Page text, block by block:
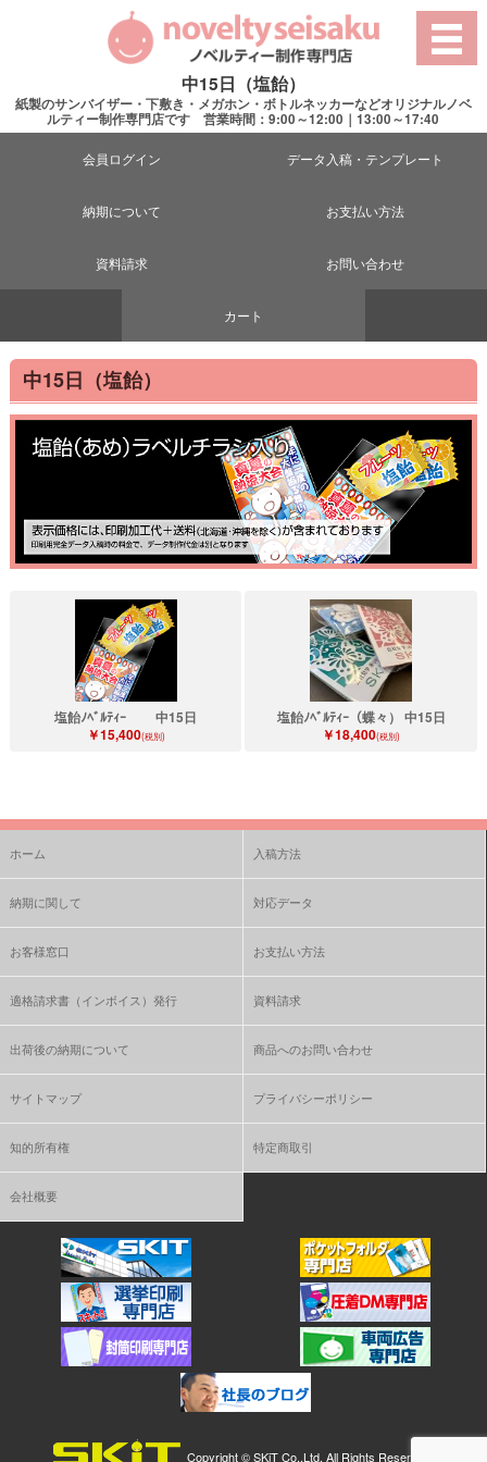
中15日（塩飴）
紙製のサンバイザー・下敷き・メガホン・ボトルネッカーなどオリジナルノベ
ルティー制作専門店です 営業時間：9:00～12:00｜13:00～17:40
会員ログイン データ入稿・テンプレート
納期について お支払い方法
資料請求 お問い合わせ
カート
中15日（塩飴）
塩飴ﾉﾍﾞﾙﾃｨｰ 中15日
￥15,400(税別)
塩飴ﾉﾍﾞﾙﾃｨｰ（蝶々） 中15日
￥18,400(税別)
ホーム 入稿方法
納期に関して 対応データ
お客様窓口 お支払い方法
適格請求書（インボイス）発行 資料請求
出荷後の納期について 商品へのお問い合わせ
サイトマップ プライバシーポリシー
知的所有権 特定商取引
会社概要
Copyright ©SKiT Co.,Ltd. All Rights Reserved.